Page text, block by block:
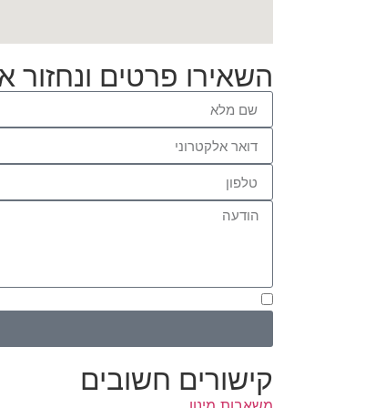
השאירו פרטים
קישורים חשובים